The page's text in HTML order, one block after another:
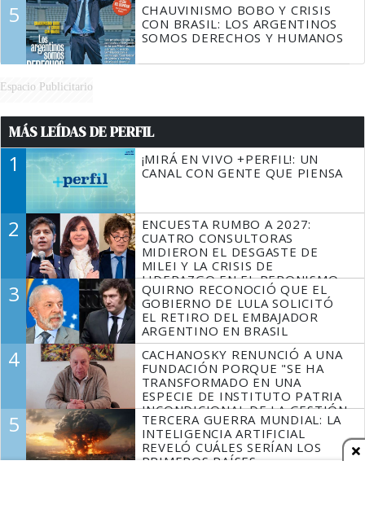
5
CHAUVINISMO BOBO Y CRISIS
CON BRASIL: LOS ARGENTINOS
SOMOS DERECHOS Y HUMANOS
Espacio Publicitario
MÁS LEÍDAS DE PERFIL
1
¡MIRÁ EN VIVO +PERFIL!: UN
CANAL CON GENTE QUE PIENSA
2
ENCUESTA RUMBO A 2027:
CUATRO CONSULTORAS
MIDIERON EL DESGASTE DE
MILEI Y LA CRISIS DE
LIDERAZGO EN EL PERONISMO
3
QUIRNO RECONOCIÓ QUE EL
GOBIERNO DE LULA SOLICITÓ
EL RETIRO DEL EMBAJADOR
ARGENTINO EN BRASIL
4
CACHANOSKY RENUNCIÓ A UNA
FUNDACIÓN PORQUE "SE HA
TRANSFORMADO EN UNA
ESPECIE DE INSTITUTO PATRIA
INCONDICIONAL DE LA GESTIÓN
DE MILEI"
5
TERCERA GUERRA MUNDIAL: LA
INTELIGENCIA ARTIFICIAL
REVELÓ CUÁLES SERÍAN LOS
PRIMEROS PAÍSES